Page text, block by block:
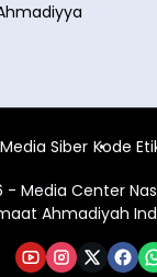
Siber Kode
Media Center
Ahmadiyah